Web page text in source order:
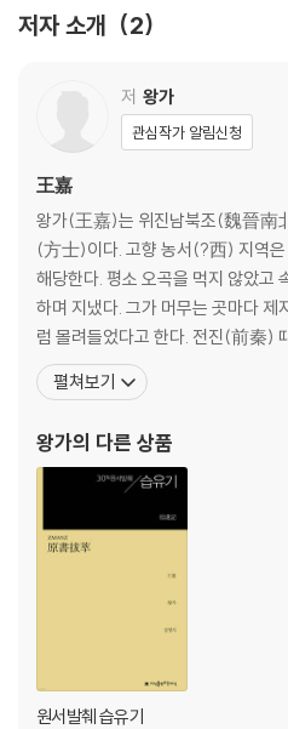
9. 주(周)나라
10. 춘추전국의 진(晉)
11. 춘추전국의 연(燕)
12. 진(秦)
5권
13. 전한(前漢)
6권
14. 후한(後漢)
15. 위(魏)
17. 촉(蜀)
저자 소개 2
저 왕가
관심작가 알림신청
王嘉
왕가(王嘉)는 위진남북조(魏晉南
(方士)이다. 고향 농서(?西) 지역
해당한다. 평소 오곡을 먹지 않았고
하며 지냈다. 그가 머무는 곳마다 제
럼 몰려들었다고 한다. 전진(前秦)
(宣昭帝) 부견(?堅, 357∼385)을
존경했던 것으로 알려진다. 후진(
다. 장례식 때 왕가의 관에는 시체 대
펼쳐보기
왕가의 다른 상품
원서발췌 습유기